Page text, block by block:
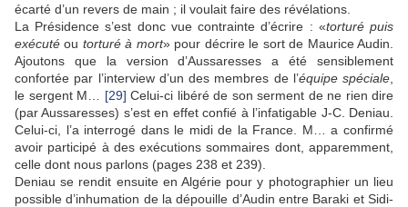
écarté d’un revers de main ; il voulait faire des révélations.
La Présidence s’est donc vue contrainte d’écrire : «torturé puis
exécuté ou torturé à mort» pour décrire le sort de Maurice Audin.
Ajoutons que la version d’Aussaresses a été sensiblement
confortée par l’interview d’un des membres de l’équipe spéciale
le sergent M… [29] Celui-ci libéré de son serment de ne rien dire
(par Aussaresses) s’est en effet confié à l’infatigable J-C. Deniau.
Celui-ci, l’a interrogé dans le midi de la France. M… a confirmé
avoir participé à des exécutions sommaires dont, apparemment,
celle dont nous parlons (pages 238 et 239).
Deniau se rendit ensuite en Algérie pour y photographier un lieu
possible d’inhumation de la dépouille d’Audin entre Baraki et Sidi-